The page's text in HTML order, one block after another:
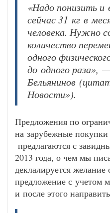
«Надо понизить и
сейчас 31 кг в
человека. Нужно
количество
одного
до одного раза»,
Бельянинов
Новости»).
Предложения по
на зарубежные
предлагаются с
2013 года, о чем мы
деклалируется желание
предложение с учетом
и после этого